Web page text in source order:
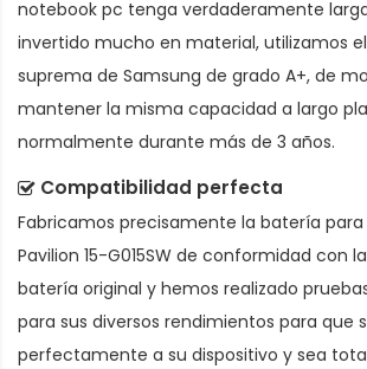
notebook pc tenga verdaderamente
invertido mucho en material, utilizamos
suprema de Samsung de grado A+, de
mantener la misma capacidad a largo
normalmente durante más de 3 años.
Compatibilidad perfecta
Fabricamos precisamente la batería para
Pavilion 15-G015SW de conformidad con
batería original y hemos realizado
para sus diversos rendimientos para que
perfectamente a su dispositivo y sea